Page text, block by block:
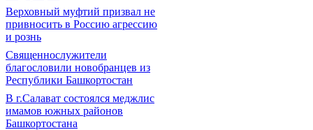
Верховный муфтий призвал не
привносить в Россию агрессию
и рознь
Священнослужители
благословили новобранцев из
Республики Башкортостан
В г.Салават состоялся меджлис
имамов южных районов
Башкортостана